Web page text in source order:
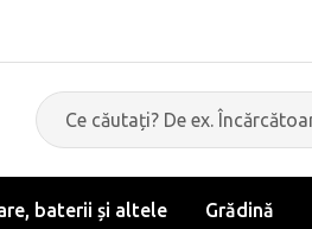
baterii și altele Grădină